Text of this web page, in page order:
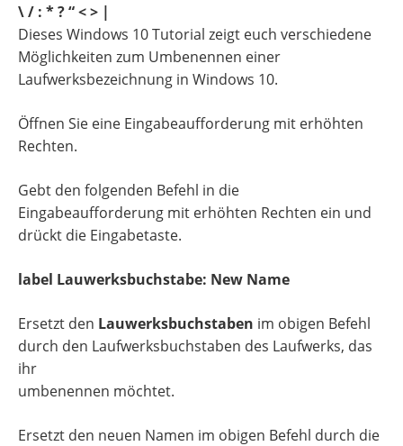
\ / : * ? “ < > |
Dieses Windows 10 Tutorial zeigt euch verschiedene
Möglichkeiten zum Umbenennen einer
Laufwerksbezeichnung in Windows 10.
Öffnen Sie eine Eingabeaufforderung mit erhöhten
Rechten.
Gebt den folgenden Befehl in die
Eingabeaufforderung mit erhöhten Rechten ein und
drückt die Eingabetaste.
label Lauwerksbuchstabe: New Name
Ersetzt den Lauwerksbuchstaben im obigen Befehl
durch den Laufwerksbuchstaben des Laufwerks, das
ihr
umbenennen möchtet.
Ersetzt den neuen Namen im obigen Befehl durch die